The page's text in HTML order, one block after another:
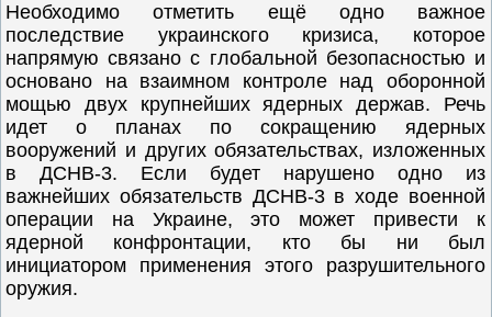
Необходимо отметить ещё одно важное
последствие украинского кризиса, которое
напрямую связано с глобальной безопасностью и
основано на взаимном контроле над оборонной
мощью двух крупнейших ядерных держав. Речь
идет о планах по сокращению ядерных
вооружений и других обязательствах, изложенных
в ДСНВ-3. Если будет нарушено одно из
важнейших обязательств ДСНВ-3 в ходе военной
операции на Украине, это может привести к
ядерной конфронтации, кто бы ни был
инициатором применения этого разрушительного
оружия.